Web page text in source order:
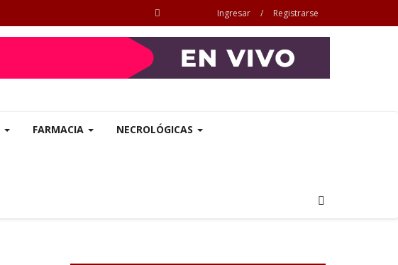
Ingresar / Registrarse
FARMACIA NECROLÓGICAS